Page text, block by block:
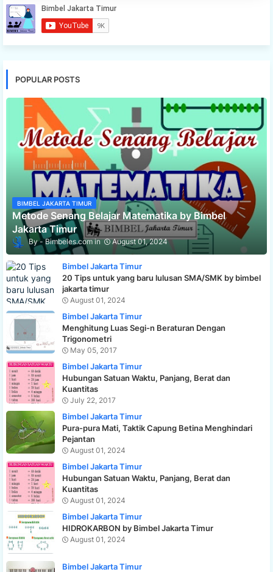
POPULAR POSTS
BIMBEL JAKARTA TIMUR
Metode Senang Belajar Matematika by Bimbel
Jakarta Timur
Bimbeles.com August 01, 2024
Bimbel Jakarta Timur
20 Tips untuk yang baru lulusan SMA/SMK by bimbel
jakarta timur
August 01, 2024
Bimbel Jakarta Timur
Menghitung Luas Segi-n Beraturan Dengan
Trigonometri
May 05, 2017
Bimbel Jakarta Timur
Hubungan Satuan Waktu, Panjang, Berat dan
Kuantitas
July 22, 2017
Bimbel Jakarta Timur
Pura-pura Mati, Taktik Capung Betina Menghindari
Pejantan
August 01, 2024
Bimbel Jakarta Timur
Hubungan Satuan Waktu, Panjang, Berat dan
Kuantitas
August 01, 2024
Bimbel Jakarta Timur
HIDROKARBON by Bimbel Jakarta Timur
August 01, 2024
Bimbel Jakarta Timur